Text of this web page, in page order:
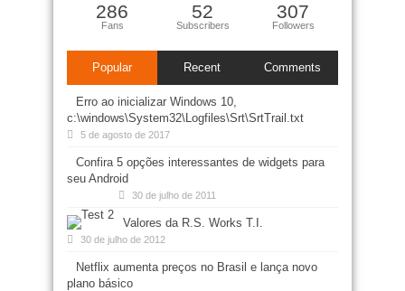
286
Fans
52
Subscribers
307
Followers
Popular Recent Comments
Erro ao inicializar Windows 10,
c:\windows\System32\Logfiles\Srt\SrtTrail.txt
5 de agosto de 2017
Confira 5 opções interessantes de widgets para
seu Android
30 de julho de 2011
Valores da R.S. Works T.I.
30 de julho de 2012
Netflix aumenta preços no Brasil e lança novo
plano básico